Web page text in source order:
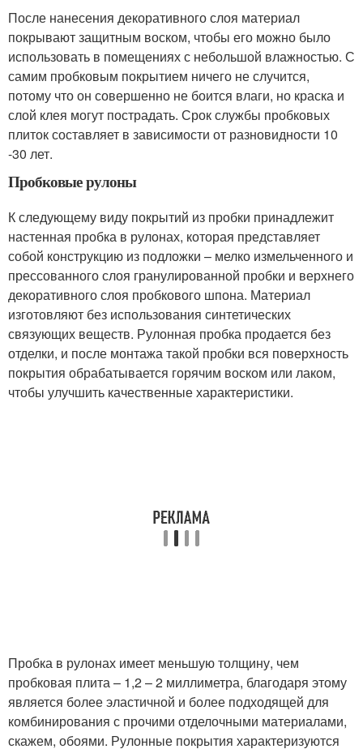
После нанесения декоративного слоя материал
покрывают защитным воском, чтобы его можно было
использовать в помещениях с небольшой влажностью. С
самим пробковым покрытием ничего не случится,
потому что он совершенно не боится влаги, но краска и
слой клея могут пострадать. Срок службы пробковых
плиток составляет в зависимости от разновидности 10
-30 лет.
Пробковые рулоны
К следующему виду покрытий из пробки принадлежит
настенная пробка в рулонах, которая представляет
собой конструкцию из подложки – мелко измельченного и
прессованного слоя гранулированной пробки и верхнего
декоративного слоя пробкового шпона. Материал
изготовляют без использования синтетических
связующих веществ. Рулонная пробка продается без
отделки, и после монтажа такой пробки вся поверхность
покрытия обрабатывается горячим воском или лаком,
чтобы улучшить качественные характеристики.
Пробка в рулонах имеет меньшую толщину, чем
пробковая плита – 1,2 – 2 миллиметра, благодаря этому
является более эластичной и более подходящей для
комбинирования с прочими отделочными материалами,
скажем, обоями. Рулонные покрытия характеризуются